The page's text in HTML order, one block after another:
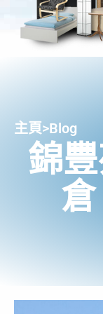
主頁>Blog
錦